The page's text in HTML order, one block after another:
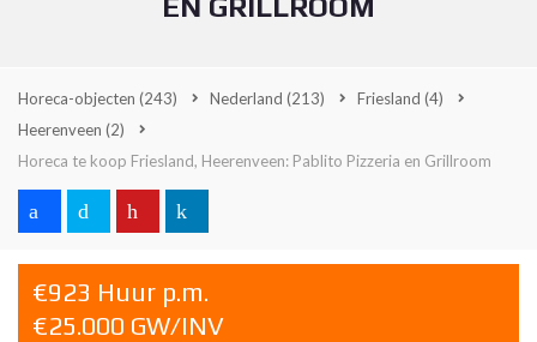
EN GRILLROOM
Horeca-objecten (243) Nederland (213) Friesland (4)
Heerenveen (2)
Horeca te koop Friesland, Heerenveen: Pablito Pizzeria en Grillroom
€923 Huur p.m.
€25.000 GW/INV